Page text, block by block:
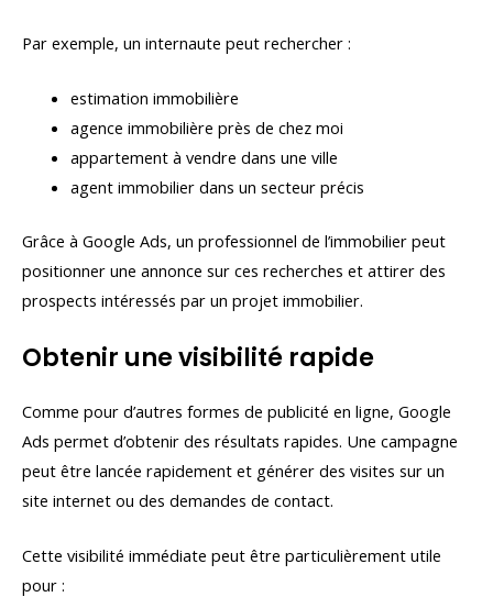
Par exemple, un internaute peut rechercher :
estimation immobilière
agence immobilière près de chez moi
appartement à vendre dans une ville
agent immobilier dans un secteur précis
Grâce à Google Ads, un professionnel de l’immobilier peut
positionner une annonce sur ces recherches et attirer des
prospects intéressés par un projet immobilier.
Obtenir une visibilité rapide
Comme pour d’autres formes de publicité en ligne, Google
Ads permet d’obtenir des résultats rapides. Une campagne
peut être lancée rapidement et générer des visites sur un
site internet ou des demandes de contact.
Cette visibilité immédiate peut être particulièrement utile
pour :